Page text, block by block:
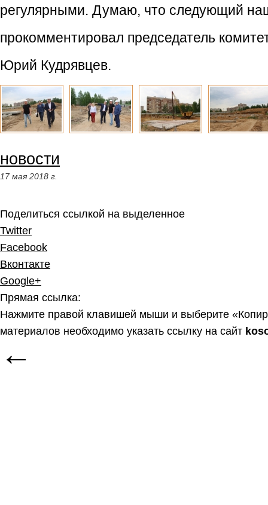
регулярными. Думаю, что следующий
прокомментировал председатель
Юрий Кудрявцев.
новости
17 мая 2018 г.
Поделиться ссылкой на выделенное
Twitter
Facebook
Вконтакте
Google+
Прямая ссылка:
Нажмите правой клавишей мыши и выберите
материалов необходимо указать ссылку на сайт
←